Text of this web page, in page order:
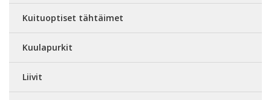
Kuituoptiset tähtäimet
Kuulapurkit
Liivit